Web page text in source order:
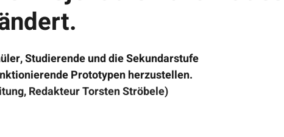
Studierende und die Sekundarstufe
Prototypen herzustellen.
Redakteur Torsten Ströbele)